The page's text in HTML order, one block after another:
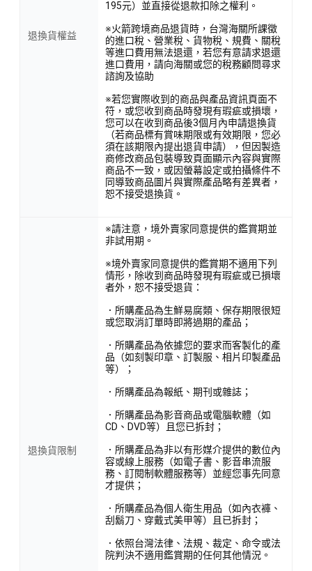
退換貨權益
195元）並直接從退款扣除之權利。
※火箭跨境商品退貨時，台灣海關所課徵
的進口稅、營業稅、貨物稅、規費、關稅
等進口費用無法退還，若您有意請求退還
進口費用，請向海關或您的稅務顧問尋求
諮詢及協助
※若您實際收到的商品與產品資訊頁面不
符，或您收到商品時發現有瑕疵或損壞，
您可以在收到商品後3個月內申請退換貨
（若商品標有賞味期限或有效期限，您必
須在該期限內提出退貨申請），但因製造
商修改商品包裝導致頁面顯示內容與實際
商品不一致，或因螢幕設定或拍攝條件不
同導致商品圖片與實際產品略有差異者，
恕不接受退換貨。
退換貨限制
※請注意，境外賣家同意提供的鑑賞期並
非試用期。
※境外賣家同意提供的鑑賞期不適用下列
情形，除收到商品時發現有瑕疵或已損壞
者外，恕不接受退貨：
．所購產品為生鮮易腐類、保存期限很短
或您取消訂單時即將過期的產品；
．所購產品為依據您的要求而客製化的產
品（如刻製印章、訂製服、相片印製產品
等）；
．所購產品為報紙、期刊或雜誌；
．所購產品為影音商品或電腦軟體（如
CD、DVD等）且您已拆封；
．所購產品為非以有形媒介提供的數位內
容或線上服務（如電子書、影音串流服
務、訂閱制軟體服務等）並經您事先同意
才提供；
．所購產品為個人衛生用品（如內衣褲、
刮鬍刀、穿戴式美甲等）且已拆封；
．依照台灣法律、法規、裁定、命令或法
院判決不適用鑑賞期的任何其他情況。